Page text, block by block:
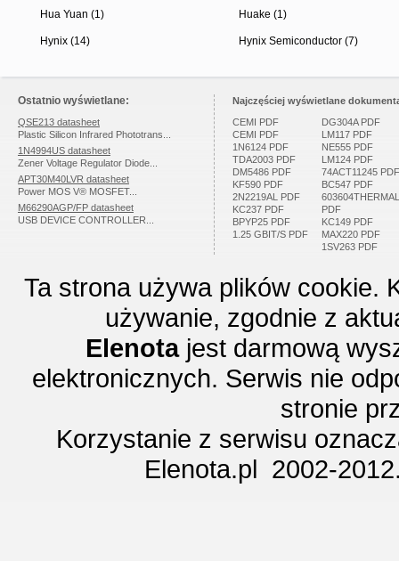
Hua Yuan (1) Huake (1)
Hynix (14) Hynix Semiconductor (7)
Ostatnio wyświetlane:
QSE213 datasheet
Plastic Silicon Infrared Phototrans...
1N4994US datasheet
Zener Voltage Regulator Diode...
APT30M40LVR datasheet
Power MOS V® MOSFET...
M66290AGP/FP datasheet
USB DEVICE CONTROLLER...
Najczęściej wyświetlane
CEMI PDF
CEMI PDF
1N6124 PDF
TDA2003 PDF
DM5486 PDF
KF590 PDF
2N2219AL PDF
KC237 PDF
BPYP25 PDF
1.25 GBIT/S PDF
DG304A PDF
LM117 PDF
NE555 PDF
LM124 PDF
74ACT11245 PDF
BC547 PDF
603604THERMAL
PDF
KC149 PDF
MAX220 PDF
1SV263 PDF
Ta strona używa plików cookie.
używanie, zgodnie z
Elenotajest darmową
elektronicznych. Serwis nie
stronie
Korzystanie z serwisu
Elenota.pl 2002-